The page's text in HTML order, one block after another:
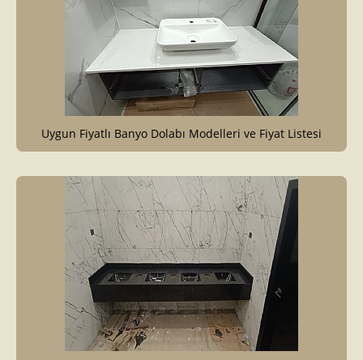
Uygun Fiyatlı Banyo Dolabı Modelleri ve Fiyat Listesi